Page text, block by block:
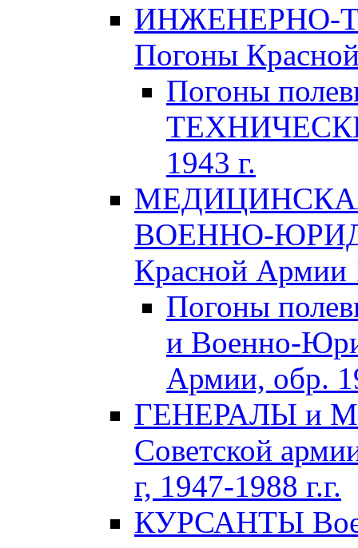
ИНЖЕНЕРНО-
Погоны
Погоны
1943 г.
ВОЕННО-
Красной Армии
Погоны
и Военно-
Армии, обр.
ГЕНЕРАЛЫ и
Советской
г, 1947-1988 г.г.
КУРСАНТЫ